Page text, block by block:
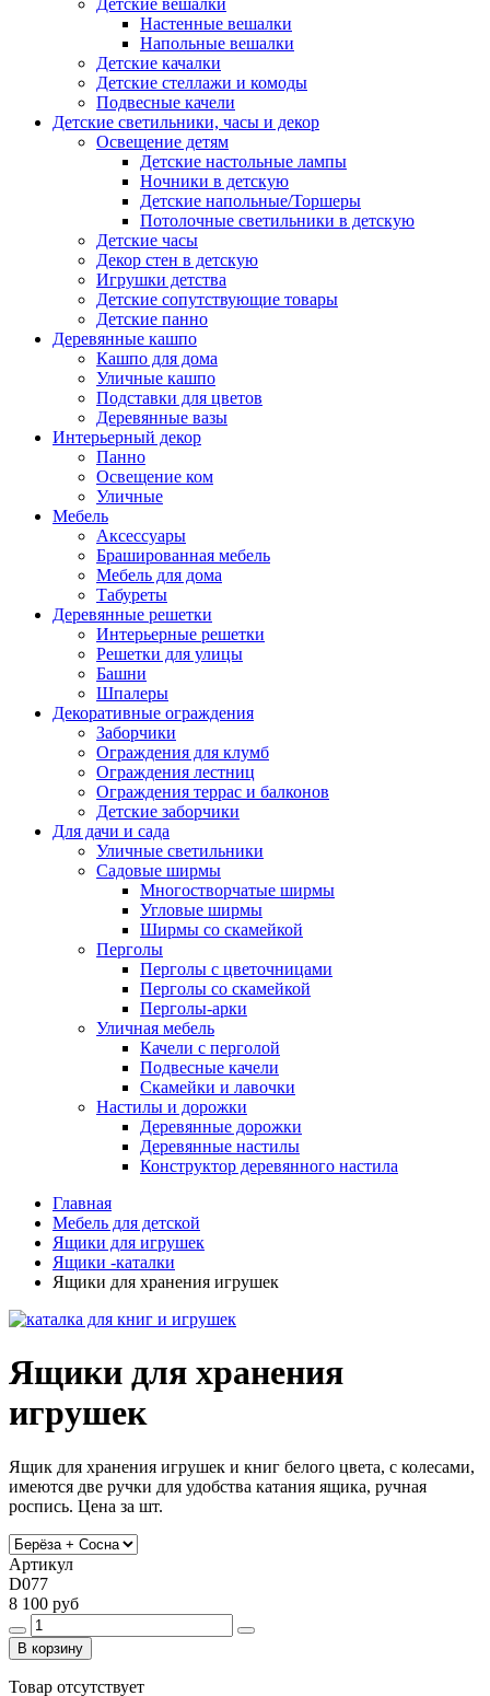
Детские вешалки
Настенные вешалки
Напольные вешалки
Детские качалки
Детские стеллажи и комоды
Подвесные качели
Детские светильники, часы и декор
Освещение детям
Детские настольные лампы
Ночники в детскую
Детские напольные/Торшеры
Потолочные светильники в детскую
Детские часы
Декор стен в детскую
Игрушки детства
Детские сопутствующие товары
Детские панно
Деревянные кашпо
Кашпо для дома
Уличные кашпо
Подставки для цветов
Деревянные вазы
Интерьерный декор
Панно
Освещение ком
Уличные
Мебель
Аксессуары
Брашированная мебель
Мебель для дома
Табуреты
Деревянные решетки
Интерьерные решетки
Решетки для улицы
Башни
Шпалеры
Декоративные ограждения
Заборчики
Ограждения для клумб
Ограждения лестниц
Ограждения террас и балконов
Детские заборчики
Для дачи и сада
Уличные светильники
Садовые ширмы
Многостворчатые ширмы
Угловые ширмы
Ширмы со скамейкой
Перголы
Перголы с цветочницами
Перголы со скамейкой
Перголы-арки
Уличная мебель
Качели с перголой
Подвесные качели
Скамейки и лавочки
Настилы и дорожки
Деревянные дорожки
Деревянные настилы
Конструктор деревянного настила
Главная
Мебель для детской
Ящики для игрушек
Ящики -каталки
Ящики для хранения игрушек
Ящики для хранения
игрушек
Ящик для хранения игрушек и книг белого цвета, с колесами,
имеются две ручки для удобства катания ящика, ручная
роспись. Цена за шт.
Артикул
D077
8 100 руб
В корзину
Товар отсутствует